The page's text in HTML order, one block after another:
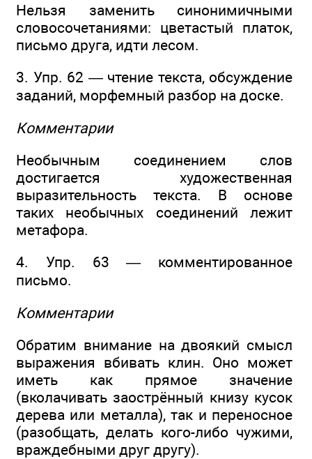
Нельзя заменить синонимичными
словосочетаниями: цветастый платок,
письмо друга, идти лесом.
3. Упр. 62 — чтение текста, обсуждение
заданий, морфемный разбор на доске.
Комментарии
Необычным соединением слов
достигается художественная
выразительность текста. В основе
таких необычных соединений лежит
метафора.
4. Упр. 63 — комментированное
письмо.
Комментарии
Обратим внимание на двоякий смысл
выражения вбивать клин. Оно может
иметь как прямое значение
(вколачивать заострённый книзу кусок
дерева или металла), так и переносное
(разобщать, делать кого-либо чужими,
враждебными друг другу).